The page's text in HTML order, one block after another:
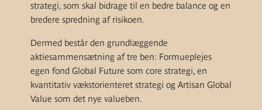
strategi, som skal bidrage til en bedre balance og en
bredere spredning af risikoen.
Dermed består den grundlæggende
aktiesammensætning af tre ben: Formueplejes
egen fond Global Future som core strategi, en
kvantitativ vækstorienteret strategi og Artisan Global
Value som det nye valueben.